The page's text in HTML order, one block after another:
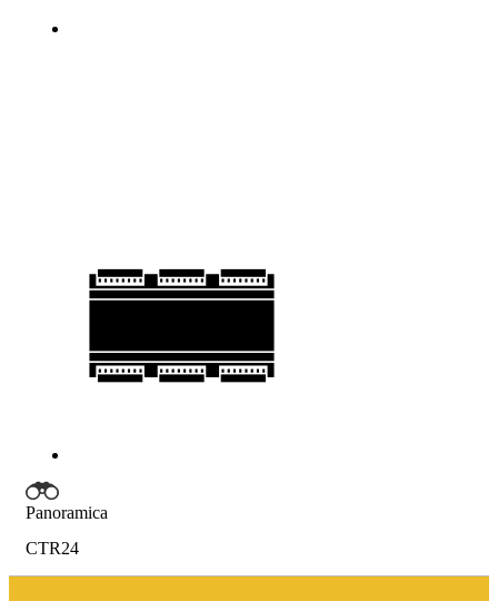
Panoramica
CTR24